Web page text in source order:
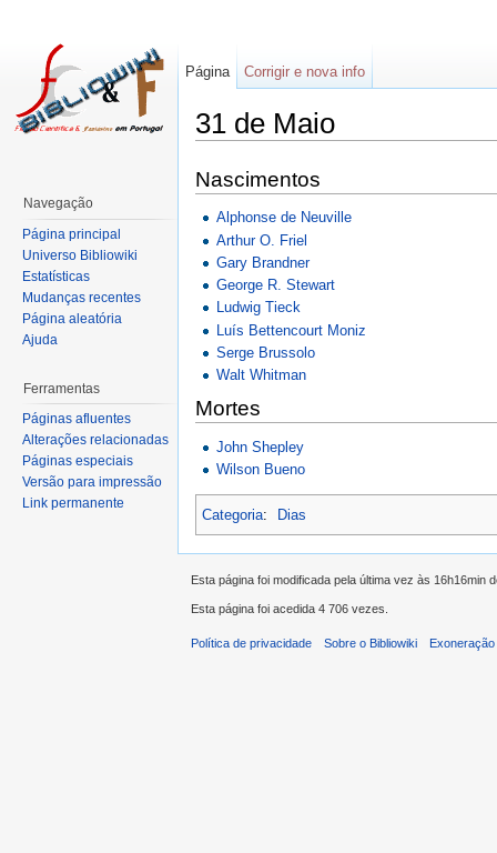
31 de Maio
Nascimentos
Alphonse de Neuville
Arthur O. Friel
Gary Brandner
George R. Stewart
Ludwig Tieck
Luís Bettencourt Moniz
Serge Brussolo
Walt Whitman
Mortes
John Shepley
Wilson Bueno
Categoria: Dias
Página Corrigir e nova info
Navegação
Página principal
Universo Bibliowiki
Estatísticas
Mudanças recentes
Página aleatória
Ajuda
Ferramentas
Páginas afluentes
Alterações relacionadas
Páginas especiais
Versão para impressão
Link permanente
Esta página foi modificada pela última vez às 16h16min
Esta página foi acedida 4 706 vezes.
Política de privacidade Sobre o Bibliowiki